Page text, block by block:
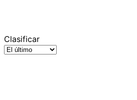
Clasificar